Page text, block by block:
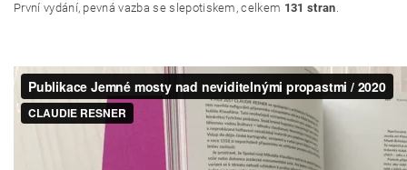
První vydání, pevná vazba se slepotiskem, celkem 131 stran.